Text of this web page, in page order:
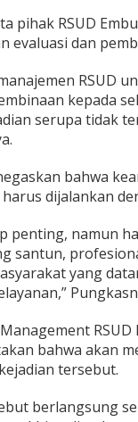
pihak RSUD
evaluasi dan
RSUD
kepada
serupa tidak
bahwa
dijalankan
penting, namun
santun,
yang
RSUD
bahwa akan
tersebut.
berlangsung